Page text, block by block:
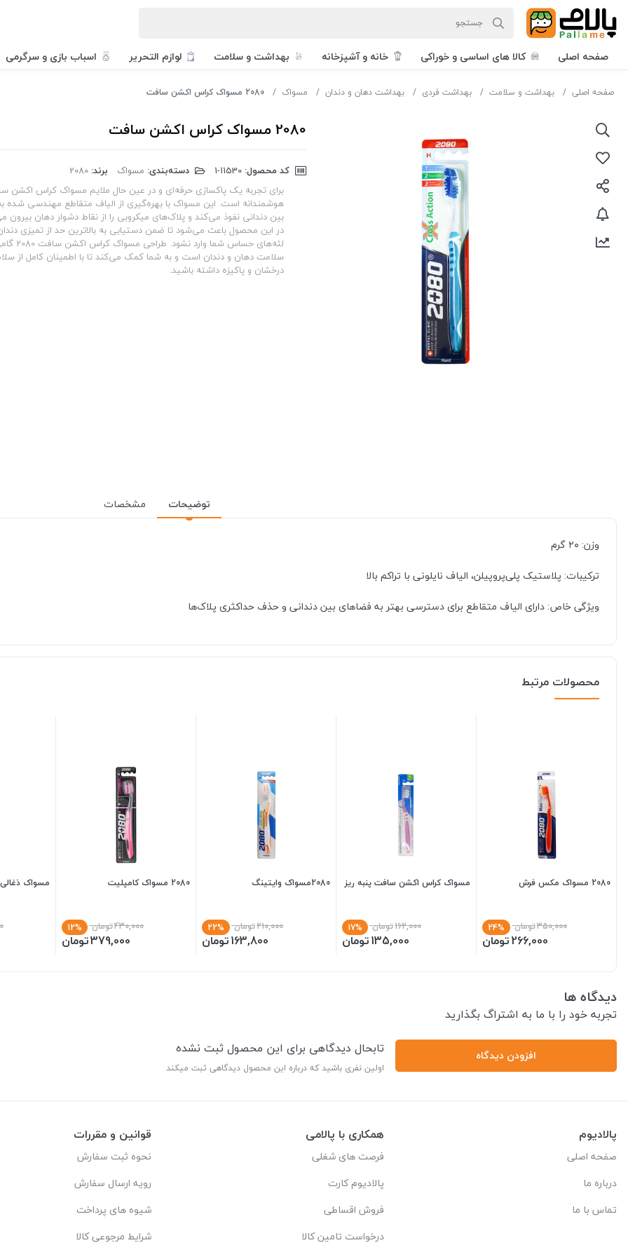
صفحه اصلی کالا های اساسی و خوراکی خانه و آشپزخانه بهداشت و سلامت لوازم التحریر اسباب بازی و سرگرمی
صفحه اصلی بهداشت و سلامت بهداشت فردی بهداشت دهان و دندان مسواک 2080 مسواک کراس اکشن سافت
2080 مسواک کراس اکشن سافت
کد محصول: دسته‌بندی: مسواک برند: 2080
هوشمندانه است. این مسواک با بهره‌گیری از الیاف متقاطع مهندسی شده
بین دندانی نفوذ می‌کند و پلاک‌های میکروبی را از نقاط دشوار دهان بیرون
در این محصول باعث می‌شود تا ضمن دستیابی به بالاترین حد از تمیزی
لثه‌های
سلامت دهان و دندان است و به شما کمک می‌کند تا با اطمینان کامل از
درخشان و پاکیزه داشته باشید.
توضیحات مشخصات
وزن: ۲۰ گرم
ترکیبات: پلاستیک پلی‌پروپیلن، الیاف نایلونی با تراکم بالا
ویژگی خاص: دارای الیاف متقاطع برای دسترسی بهتر به فضاهای بین دندانی و حذف حداکثری پلاک‌ها
محصولات مرتبط
2080 مسواک مکس فرش
350,000تومان 24%
266,000تومان
مسواک کراس اکشن سافت پنبه ریز
162,000تومان 17%
135,000تومان
2080مسواک وایتینگ
210,000تومان 22%
163,800تومان
2080 مسواک کامپلیت
430,000تومان 12%
379,000تومان
مسواک ذغالی
دیدگاه ها
تجربه خود را با ما به اشتراگ بگذارید
افزودن دیدگاه تابحال دیدگاهی برای این محصول ثبت نشده
اولین نفری باشید که درباره این محصول دیدگاهی ثبت میکند
پالادیوم
صفحه اصلی
درباره ما
تماس با ما
همکاری با پالامی
فرصت های شغلی
پالادیوم کارت
فروش اقساطی
درخواست تامین کالا
قوانین و مقررات
نحوه ثبت سفارش
رویه ارسال سفارش
شیوه های پرداخت
شرایط مرجوعی کالا